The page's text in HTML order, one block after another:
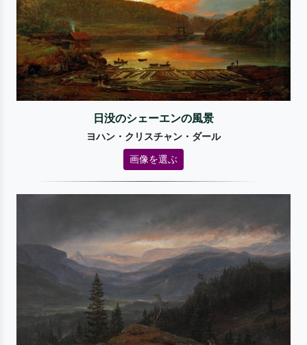
日没のシェーエンの風景
ヨハン・クリスチャン・ダール
画像を選ぶ